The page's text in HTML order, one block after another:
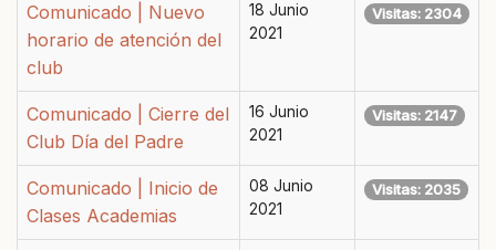
Comunicado | Nuevo
horario de atención del
club
18 Junio
2021
Visitas: 2304
Comunicado | Cierre del
Club Día del Padre
16 Junio
2021
Visitas: 2147
Comunicado | Inicio de
Clases Academias
08 Junio
2021
Visitas: 2035